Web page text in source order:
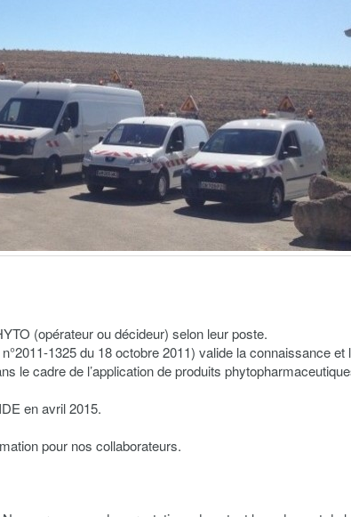
(opérateur ou décideur) selon leur poste.
1325 du 18 octobre 2011) valide la connaissance et
le cadre de l’application de produits
en avril 2015.
pour nos collaborateurs.